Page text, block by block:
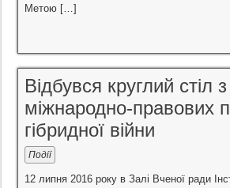
Метою […]
Відбувся круглий стіл з
міжнародно-правових
гібридної війни
Події
12 липня 2016 року в Залі Вченої ради